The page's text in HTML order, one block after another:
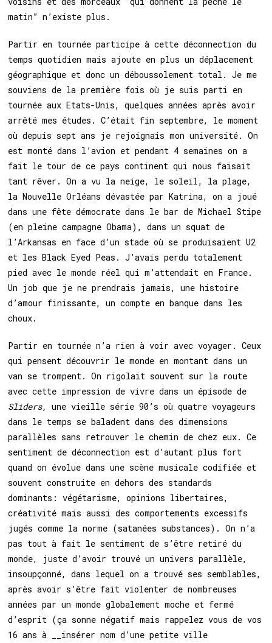
matin” n’existe plus.
Partir en tournée participe à cette déconnection du
temps quotidien mais ajoute en plus un déplacement
géographique et donc un déboussolement total. Je me
souviens de la première fois où je suis parti en
tournée aux Etats-Unis, quelques années après avoir
arrêté mes études. C’était fin septembre, le moment
où depuis sept ans je rejoignais mon université. On
est monté dans l’avion et pendant 4 semaines on a
fait le tour de ce pays continent qui nous faisait
tant rêver. On a vu la neige, le soleil, la plage,
la Nouvelle Orléans dévastée par Katrina, on a joué
dans une fête démocrate dans le bar de Michael Stipe
(en pleine campagne Obama), dans un squat de
l’Arkansas en face d’un stade où se produisaient U2
et les Black Eyed Peas. J’avais perdu totalement
pied avec le monde réel qui m’attendait en France.
Un job que je ne prendrais jamais, une histoire
d’amour finissante, un compte en banque dans les
choux.
Partir en tournée n’a rien à voir avec voyager. Ceux
qui pensent découvrir le monde en montant dans un
van se trompent. On rigolait souvent sur la route
avec cette impression de vivre dans un épisode de
Sliders,une vieille série 90’s où quatre voyageurs
dans le temps se baladent dans des dimensions
parallèles sans retrouver le chemin de chez eux. Ce
sentiment de déconnection est d’autant plus fort
quand on évolue dans une scène musicale codifiée et
souvent construite en dehors des standards
dominants: végétarisme, opinions libertaires,
créativité mais aussi des comportements excessifs
jugés comme la norme (satanées substances). On n’a
pas tout à fait le sentiment de s’être retiré du
monde, juste d’avoir trouvé un univers parallèle,
insoupçonné, dans lequel on a trouvé ses semblables,
après avoir s’être fait violenter de nombreuses
années par un monde globalement moche et fermé
d’esprit (ça sonne négatif mais rappelez vous de vos
16 ans à __insérer nom d’une petite ville